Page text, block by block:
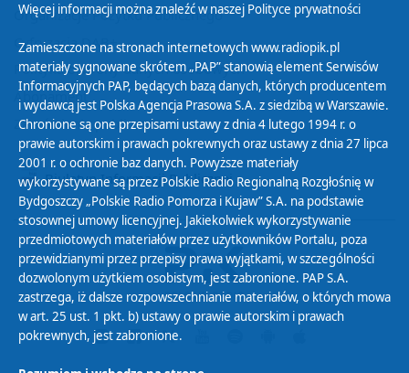
Organizacje Pożytku Publicznego
Cyfryzacja DAB+
Polityka ochrony danych osobowych
Abonament
Zamówienia publiczne
Biuletyn Informacji Publicznej
Więcej informacji można znaleźć w naszej Polityce prywatności
Zamieszczone na stronach internetowych www.radiopik.pl
materiały sygnowane skrótem „PAP” stanowią element Serwisów
Informacyjnych PAP, będących bazą danych, których producentem
i wydawcą jest Polska Agencja Prasowa S.A. z siedzibą w Warszawie.
Chronione są one przepisami ustawy z dnia 4 lutego 1994 r. o
prawie autorskim i prawach pokrewnych oraz ustawy z dnia 27 lipca
2001 r. o ochronie baz danych. Powyższe materiały
wykorzystywane są przez Polskie Radio Regionalną Rozgłośnię w
Bydgoszczy „Polskie Radio Pomorza i Kujaw” S.A. na podstawie
stosownej umowy licencyjnej. Jakiekolwiek wykorzystywanie
przedmiotowych materiałów przez użytkowników Portalu, poza
przewidzianymi przez przepisy prawa wyjątkami, w szczególności
dozwolonym użytkiem osobistym, jest zabronione. PAP S.A.
zastrzega, iż dalsze rozpowszechnianie materiałów, o których mowa
w art. 25 ust. 1 pkt. b) ustawy o prawie autorskim i prawach
pokrewnych, jest zabronione.